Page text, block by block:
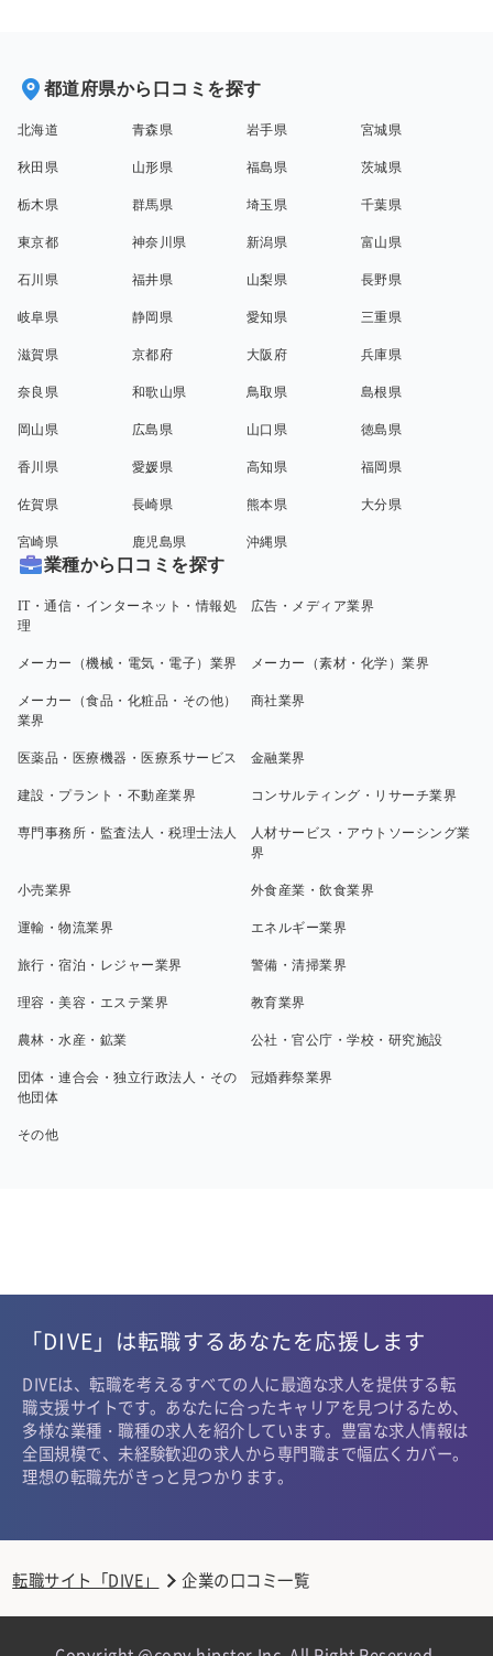
都道府県から口コミを探す
北海道 青森県 岩手県 宮城県
秋田県 山形県 福島県 茨城県
栃木県 群馬県 埼玉県 千葉県
東京都 神奈川県 新潟県 富山県
石川県 福井県 山梨県 長野県
岐阜県 静岡県 愛知県 三重県
滋賀県 京都府 大阪府 兵庫県
奈良県 和歌山県 鳥取県 島根県
岡山県 広島県 山口県 徳島県
香川県 愛媛県 高知県 福岡県
佐賀県 長崎県 熊本県 大分県
宮崎県 鹿児島県 沖縄県
業種から口コミを探す
IT・通信・インターネット・情報処
理
広告・メディア業界
メーカー（機械・電気・電子）業界 メーカー（素材・化学）業界
メーカー（食品・化粧品・その他）
業界
商社業界
医薬品・医療機器・医療系サービス 金融業界
建設・プラント・不動産業界 コンサルティング・リサーチ業界
専門事務所・監査法人・税理士法人
人材サービス・アウトソーシング業
界
小売業界 外食産業・飲食業界
運輸・物流業界 エネルギー業界
旅行・宿泊・レジャー業界 警備・清掃業界
理容・美容・エステ業界 教育業界
農林・水産・鉱業 公社・官公庁・学校・研究施設
団体・連合会・独立行政法人・その
他団体
冠婚葬祭業界
その他
「DIVE」は転職するあなたを応援します
DIVEは、転職を考えるすべての人に最適な求人を提供する転
職支援サイトです。あなたに合ったキャリアを見つけるため、
多様な業種・職種の求人を紹介しています。豊富な求人情報は
全国規模で、未経験歓迎の求人から専門職まで幅広くカバー。
理想の転職先がきっと見つかります。
転職サイト「DIVE」 企業の口コミ一覧